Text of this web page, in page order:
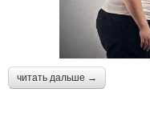
читать дальше →